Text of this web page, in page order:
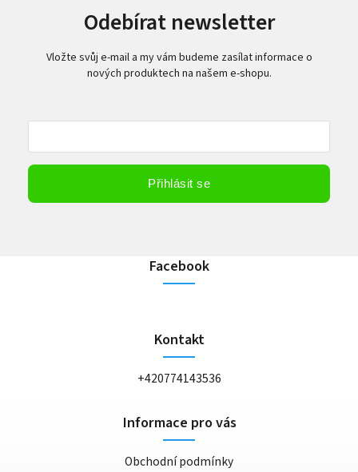
Odebírat newsletter
Vložte svůj e-mail a my vám budeme zasílat informace o
nových produktech na našem e-shopu.
Přihlásit se
Facebook
Kontakt
+420774143536
Informace pro vás
Obchodní podmínky